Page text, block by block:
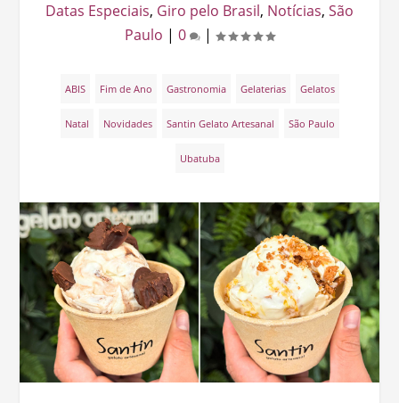
Datas Especiais, Giro pelo Brasil, Notícias, São
Paulo | 0 |
ABIS Fim de Ano Gastronomia Gelaterias Gelatos
Natal Novidades Santin Gelato Artesanal São Paulo
Ubatuba